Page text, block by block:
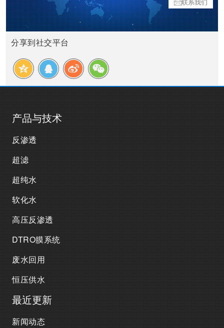
分享到社交平台
产品与技术
反渗透
超滤
超纯水
软化水
高压反渗透
DTRO膜系统
废水回用
恒压供水
最近更新
新闻动态